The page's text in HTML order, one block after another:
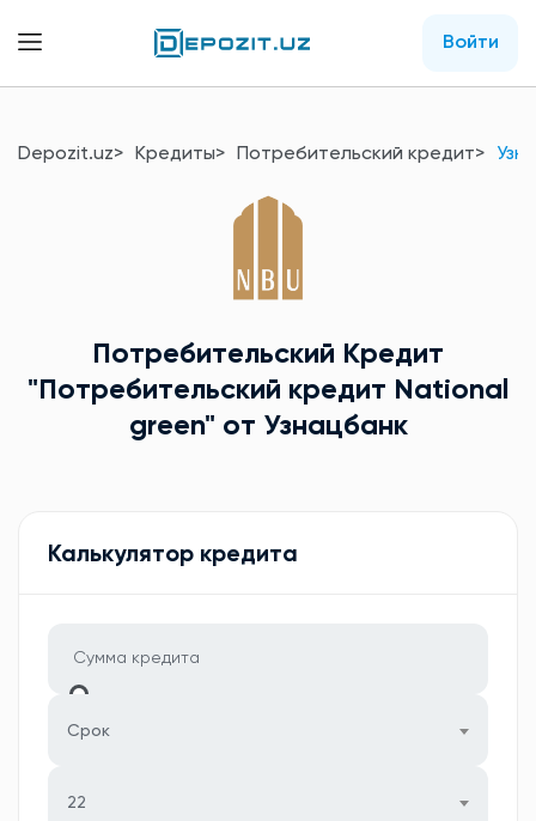
Войти
Depozit.uz Кредиты Потребительский кредит
Потребительский Кредит
"Потребительский кредит National
green" от Узнацбанк
Калькулятор кредита
Срок
22